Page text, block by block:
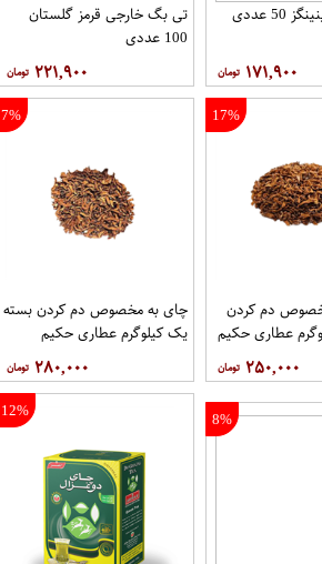
عددی
۱۷۱,۹۰۰
تی بگ خارجی قرمز گلستان
100 عددی
۲۲۱,۹۰۰
17%
دم کردن
عطاری حکیم
۲۵۰,۰۰۰
7%
چای به مخصوص دم کردن بسته
یک کیلوگرم عطاری حکیم
۲۸۰,۰۰۰
8%
12%